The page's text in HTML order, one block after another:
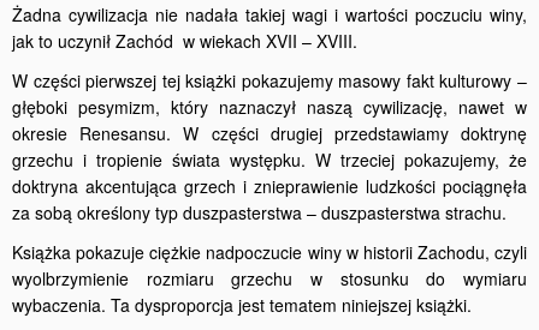
Żadna cywilizacja nie nadała takiej wagi i wartości poczuciu winy,
jak to uczynił Zachód w wiekach XVII – XVIII.
W części pierwszej tej książki pokazujemy masowy fakt kulturowy –
głęboki pesymizm, który naznaczył naszą cywilizację, nawet w
okresie Renesansu. W części drugiej przedstawiamy doktrynę
grzechu i tropienie świata występku. W trzeciej pokazujemy, że
doktryna akcentująca grzech i znieprawienie ludzkości pociągnęła
za sobą określony typ duszpasterstwa – duszpasterstwa strachu.
Książka pokazuje ciężkie nadpoczucie winy w historii Zachodu, czyli
wyolbrzymienie rozmiaru grzechu w stosunku do wymiaru
wybaczenia. Ta dysproporcja jest tematem niniejszej książki.